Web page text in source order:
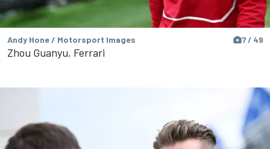
Andy Hone / Motorsport Images 7 / 49
Zhou Guanyu, Ferrari